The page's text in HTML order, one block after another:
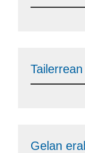
Gelan